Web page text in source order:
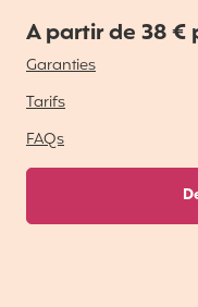
A partir de 38 €
Garanties
Tarifs
FAQs